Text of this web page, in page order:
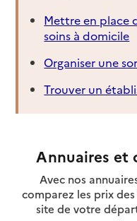
Adresse
11 rue Durand de
12200-Villefranche-
05 65 29 51 76
Contact
Source des données :
Mis à jour le : 22/07/2026
Service autonomie
Éop la
Mettre en place
soins à domicile
Organiser une
Trouver un
Annuaires et
Avec nos
comparez les prix
site de votre